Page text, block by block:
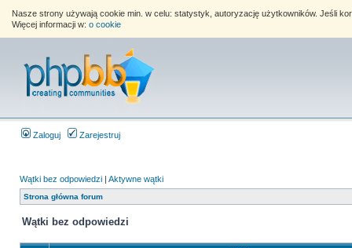
Nasze strony używają cookie min. w celu: statystyk, autoryzację użytkowników. Jeśli
Więcej informacji w: o cookie
Zaloguj Zarejestruj
Wątki bez odpowiedzi | Aktywne wątki
Strona główna forum
Wątki bez odpowiedzi